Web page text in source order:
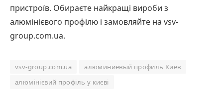
пристроїв. Обираєте найкращі вироби з
алюмінієвого профілю і замовляйте на vsv-
group.com.ua.
vsv-group.com.ua
алюминиевый профиль Киев
алюмінієвий профіль у києві